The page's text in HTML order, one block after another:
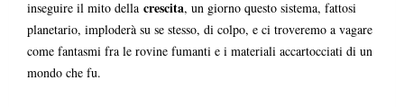
inseguire il mito della crescita, un giorno questo sistema, fattosi
planetario, imploderà su se stesso, di colpo, e ci troveremo a vagare
come fantasmi fra le rovine fumanti e i materiali accartocciati di un
mondo che fu.